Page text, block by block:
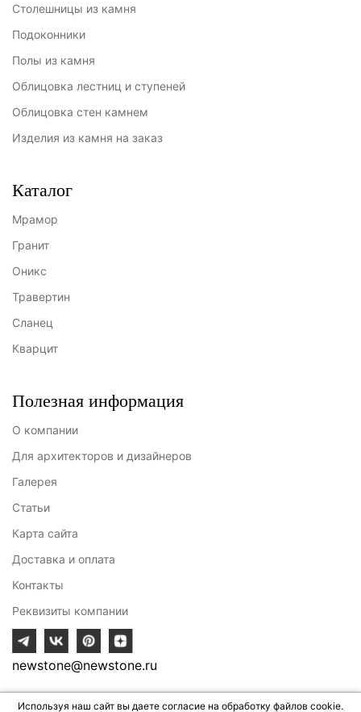
Столешницы из камня
Подоконники
Полы из камня
Облицовка лестниц и ступеней
Облицовка стен камнем
Изделия из камня на заказ
Каталог
Мрамор
Гранит
Оникс
Травертин
Сланец
Кварцит
Полезная информация
О компании
Для архитекторов и дизайнеров
Галерея
Статьи
Карта сайта
Доставка и оплата
Контакты
Реквизиты компании
newstone@newstone.ru
Разработка сайта - ИВИТ
Используя наш сайт вы даете согласие на обработку файлов cookie.